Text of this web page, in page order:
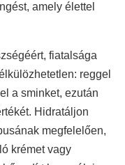
amely élettel
fiatalsága
reggel
a sminket, ezután
Hidratáljon
megfelelően,
krémet vagy